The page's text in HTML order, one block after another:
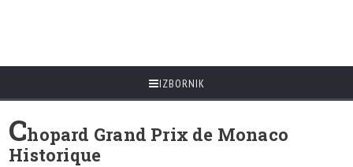
IZBORNIK
Chopard Grand Prix de Monaco
Historique